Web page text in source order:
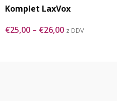
Komplet LaxVox
€25,00 – €26,00 z DDV